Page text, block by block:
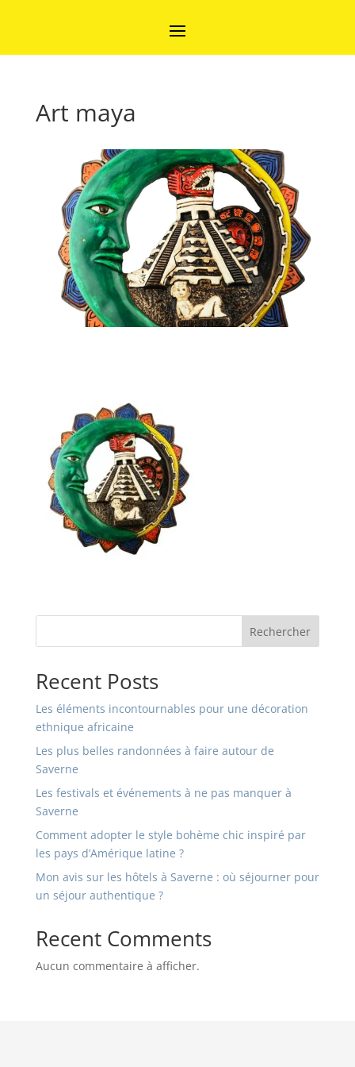
Art maya
Rechercher
Recent Posts
Les éléments incontournables pour une décoration
ethnique africaine
Les plus belles randonnées à faire autour de
Saverne
Les festivals et événements à ne pas manquer à
Saverne
Comment adopter le style bohème chic inspiré par
les pays d’Amérique latine ?
Mon avis sur les hôtels à Saverne : où séjourner pour
un séjour authentique ?
Recent Comments
Aucun commentaire à afficher.